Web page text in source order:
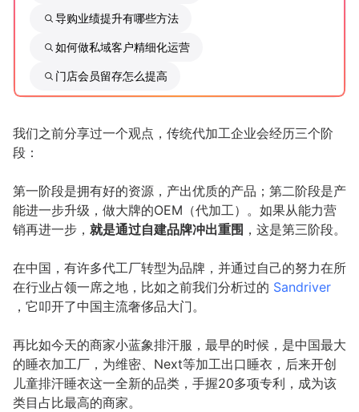
商家社区 社群交流
合作共进
认证服务商
有赞云 数据通服务
导购业绩提升有哪些方法
如何做私域客户精细化运营
门店会员留存怎么提高
我们之前分享过一个观点，传统代加工企业会经历三个阶
段：
第一阶段是拥有好的资源，产出优质的产品；第二阶段是产
能进一步升级，做大牌的OEM（代加工）。如果从能力营
销再进一步， 就是通过自建品牌冲出重围 ，这是第三阶段。
在中国，有许多代工厂转型为品牌，并通过自己的努力在所
在行业占领一席之地，比如之前我们分析过的 Sandriver
，它叩开了中国主流奢侈品大门。
再比如今天的商家小蓝象排汗服，最早的时候，是中国最大
的睡衣加工厂，为维密、Next等加工出口睡衣，后来开创
儿童排汗睡衣这一全新的品类，手握20多项专利，成为该
类目占比最高的商家。